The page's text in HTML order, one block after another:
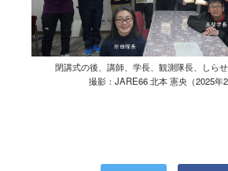
閉講式の後、講師、学長、観測隊長、しら
撮影：JARE66 北本 憲央（2025年2